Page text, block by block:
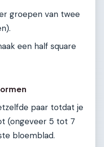
groepen van twee
een half square
paar totdat je
(ongeveer 5 tot 7
bloemblad.